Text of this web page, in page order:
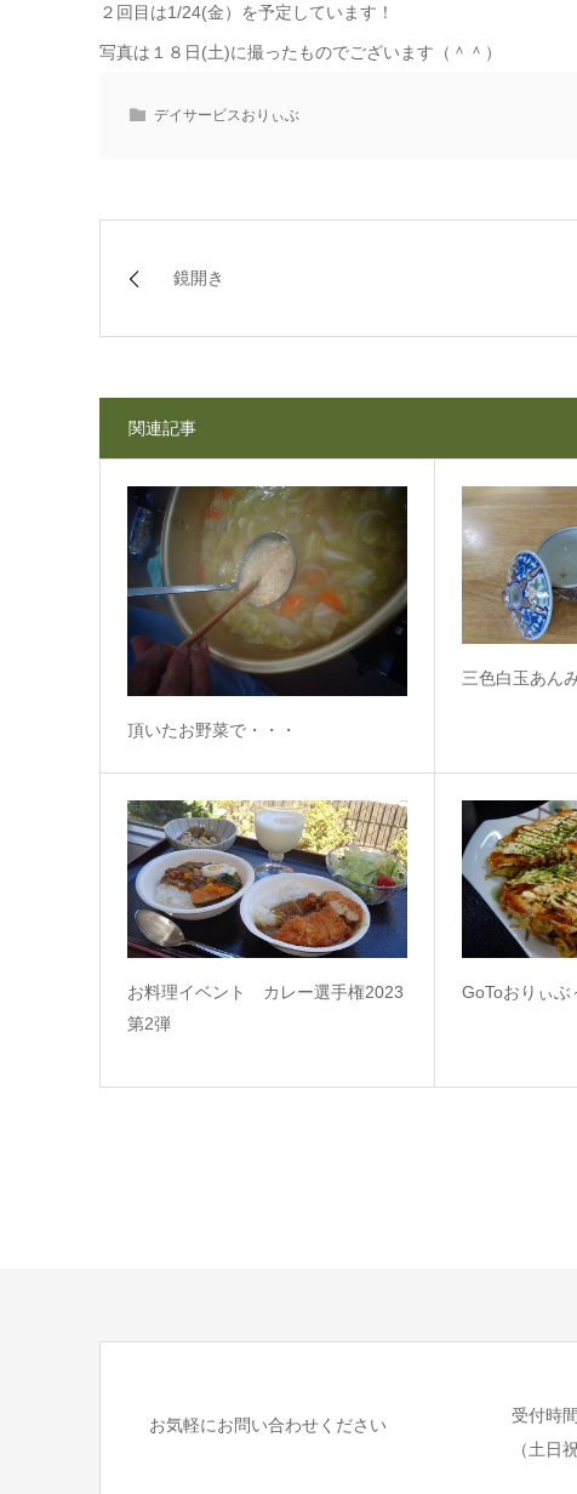
２回目は1/24(金）を予定しています！
写真は１８日(土)に撮ったものでございます（＾＾）
デイサービスおりぃぶ
鏡開き
関連記事
頂いたお野菜で・・・
三色白玉あん
お料理イベント カレー選手権2023
第2弾
GoToおりぃぶ
お気軽にお問い合わせください
受付時
（土日